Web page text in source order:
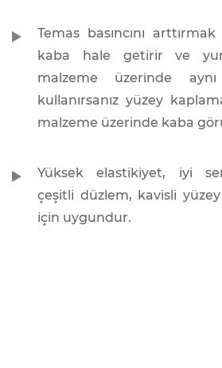
Temas basıncını
kaba hale getirir ve
malzeme üzerinde
kullanırsanız yüzey
malzeme üzerinde kaba
Yüksek elastikiyet, iyi
çeşitli düzlem, kavisli
için uygundur.